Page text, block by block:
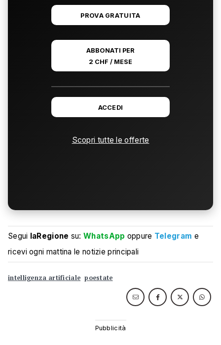
PROVA GRATUITA
ABBONATI PER
2 CHF / MESE
ACCEDI
Scopri tutte le offerte
Segui laRegione su:WhatsApp oppure Telegram e
ricevi ogni mattina le notizie principali
intelligenza artificiale poestate